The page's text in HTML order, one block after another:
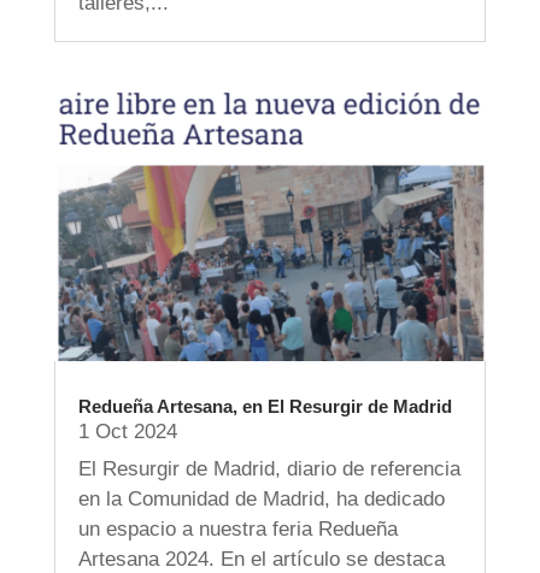
Redueña Artesana, en El Resurgir de Madrid
1 Oct 2024
El Resurgir de Madrid, diario de referencia
en la Comunidad de Madrid, ha dedicado
un espacio a nuestra feria Redueña
Artesana 2024. En el artículo se destaca